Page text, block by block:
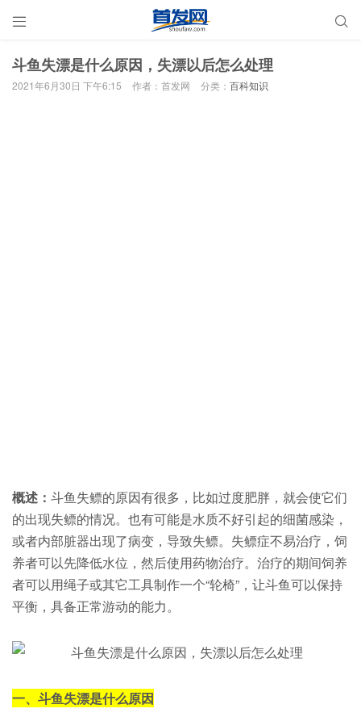
 
斗鱼失漂是什么原因，失漂以后怎么处理
2021年6月30日 下午6:15 作者：首发网 分类： 百科知识
概述： 斗鱼失鳔的原因有很多，比如过度肥胖，就会使它们
的出现失鳔的情况。也有可能是水质不好引起的细菌感染，
或者内部脏器出现了病变，导致失鳔。失鳔症不易治疗，饲
养者可以先降低水位，然后使用药物治疗。治疗的期间饲养
者可以用绳子或其它工具制作一个“轮椅”，让斗鱼可以保持
平衡，具备正常游动的能力。
一、斗鱼失漂是什么原因